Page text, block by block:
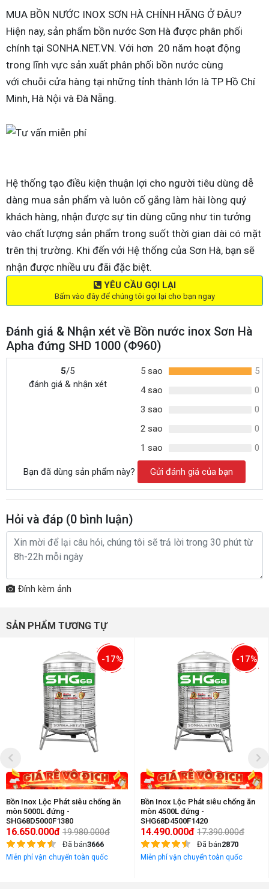
MUA BỒN NƯỚC INOX SƠN HÀ CHÍNH HÃNG Ở ĐÂU?
Hiện nay, sản phẩm bồn nước Sơn Hà được phân phối
chính tại SONHA.NET.VN. Với hơn 20 năm hoạt động
trong lĩnh vực sản xuất phân phối bồn nước cùng
với chuỗi cửa hàng tại những tỉnh thành lớn là TP Hồ Chí
Minh, Hà Nội và Đà Nẵng.
Hệ thống tạo điều kiện thuận lợi cho người tiêu dùng dễ
dàng mua sản phẩm và luôn cố gắng làm hài lòng quý
khách hàng, nhận được sự tin dùng cũng như tin tưởng
vào chất lượng sản phẩm trong suốt thời gian dài có mặt
trên thị trường. Khi đến với Hệ thống của Sơn Hà, bạn sẽ
nhận được nhiều ưu đãi đặc biệt.
YÊU CẦU GỌI LẠI
Bấm vào đây để chúng tôi gọi lại cho bạn ngay
Đánh giá & Nhận xét về Bồn nước inox Sơn Hà
Apha đứng SHD 1000 (Φ960)
5/5
đánh giá & nhận xét
5 sao
5
4 sao
0
3 sao
0
2 sao
0
1 sao
0
Bạn đã dùng sản phẩm này? Gửi đánh giá của bạn
Hỏi và đáp (0 bình luận)
Đính kèm ảnh
SẢN PHẨM TƯƠNG TỰ
-17%
Bồn Inox Lộc Phát siêu chống ăn
mòn 5000L đứng -
SHG68D5000F1380
16.650.000đ 19.980.000đ
Đã bán3666
Miễn phí vận chuyển toàn quốc
-17%
Bồn Inox Lộc Phát siêu chống ăn
mòn 4500L đứng -
SHG68D4500F1420
14.490.000đ 17.390.000đ
Đã bán2870
Miễn phí vận chuyển toàn quốc